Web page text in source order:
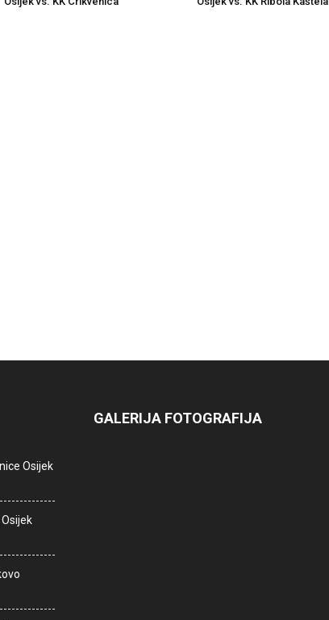
Osijek
GALERIJA FOTOGRAFIJA